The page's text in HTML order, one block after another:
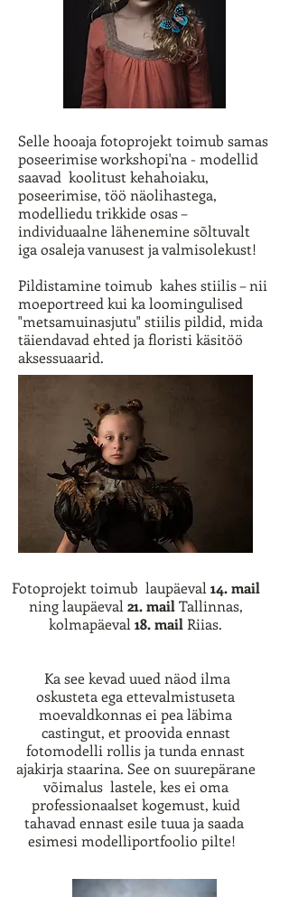
Selle hooaja fotoprojekt toimub samas
poseerimise workshopi'na - modellid
saavad koolitust kehahoiaku,
poseerimise, töö näolihastega,
modelliedu trikkide osas –
individuaalne lähenemine sõltuvalt
iga osaleja vanusest ja valmisolekust!
Pildistamine toimub kahes stiilis – nii
moeportreed kui ka loomingulised
"metsamuinasjutu" stiilis pildid, mida
täiendavad ehted ja floristi käsitöö
aksessuaarid.
Fotoprojekt toimub laupäeval 14. mail
ning laupäeval 21. mailTallinnas,
kolmapäeval 18. mail Riias.
Ka see kevad uued näod ilma
oskusteta ega ettevalmistuseta
moevaldkonnas ei pea läbima
castingut, et proovida ennast
fotomodelli rollis ja tunda ennast
ajakirja staarina. See on suurepärane
võimalus lastele, kes ei oma
professionaalset kogemust, kuid
tahavad ennast esile tuua ja saada
esimesi modelliportfoolio pilte!